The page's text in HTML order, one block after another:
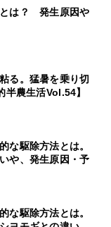
とは？ 発生原因や
る。猛暑を乗り切
半農生活Vol.54】
な駆除方法とは。
や、発生原因・予
な駆除方法とは。